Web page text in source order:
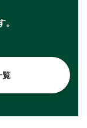
覧